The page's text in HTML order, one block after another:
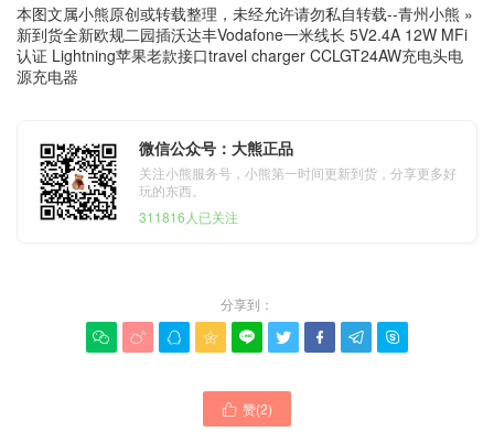
本图文属小熊原创或转载整理，未经允许请勿私自转载--青州小熊 »
新到货全新欧规二园插沃达丰Vodafone一米线长 5V2.4A 12W MFi
认证 Lightning苹果老款接口travel charger CCLGT24AW充电头电
源充电器
微信公众号：大熊正品
关注小熊服务号，小熊第一时间更新到货，分享更多好
玩的东西。
311816人已关注
分享到：
        
 赞(2)